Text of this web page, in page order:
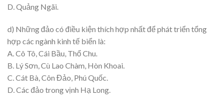
D. Quảng Ngãi.
d) Những đảo có điều kiện thích hợp nhất để phát triển tổng
hợp các ngành kinh tế biển là:
A. Cô Tô, Cái Bầu, Thổ Chu.
B. Lý Sơn, Cù Lao Chàm, Hòn Khoai.
C. Cát Bà, Côn Đảo, Phú Quốc.
D. Các đảo trong vịnh Hạ Long.